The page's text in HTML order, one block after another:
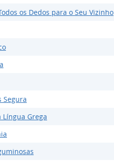
os Dedos para o Seu Vizinho
Segura
Grega